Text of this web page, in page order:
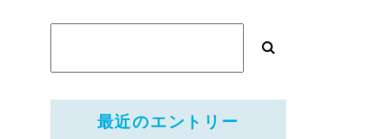
最近のエントリー